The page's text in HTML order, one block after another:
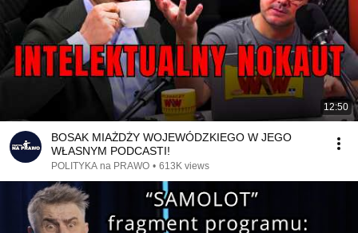
12:50
BOSAK MIAŻDŻY WOJEWÓDZKIEGO W JEGO
WŁASNYM PODCASTI!
POLITYKA na PRAWO • 613K views